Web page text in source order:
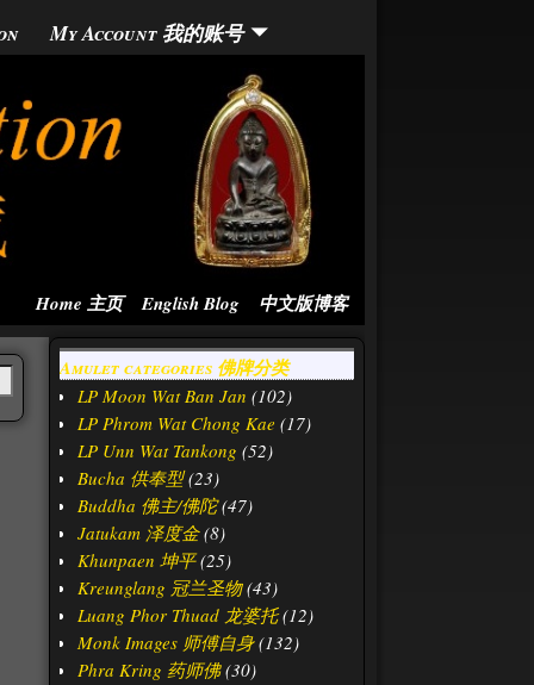
My Account 我的账号
Home 主页 English Blog 中文版博客
Amulet categories 佛牌分类
LP Moon Wat Ban Jan (102)
LP Phrom Wat Chong Kae (17)
LP Unn Wat Tankong (52)
Bucha 供奉型 (23)
Buddha 佛主/佛陀 (47)
Jatukam 泽度金 (8)
Khunpaen 坤平 (25)
Kreunglang 冠兰圣物 (43)
Luang Phor Thuad 龙婆托 (12)
Monk Images 师傅自身 (132)
Phra Kring 药师佛 (30)